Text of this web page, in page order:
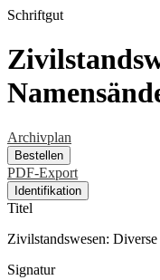
Schriftgut
Archivplan
Bestellen
PDF-Export
Identifikation
Titel
Zivilstandswesen:
Signatur